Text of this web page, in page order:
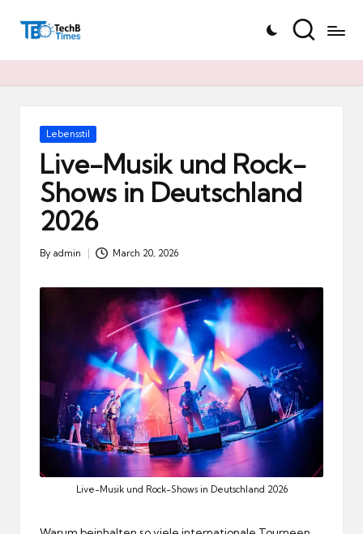
T
h
Posted
Lebensstil
Live-Musik und Rock-
Shows in Deutschland
2026
Posted
By admin March 20, 2026
Live-Musik und Rock-Shows in Deutschland 2026